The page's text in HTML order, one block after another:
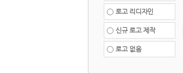
로고 리디자인
신규 로고 제작
로고 없음